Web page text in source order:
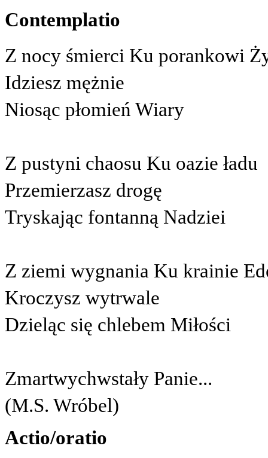
Contemplatio
Z nocy śmierci Ku porankowi
Idziesz mężnie
Niosąc płomień Wiary
Z pustyni chaosu Ku oazie ładu
Przemierzasz drogę
Tryskając fontanną Nadziei
Z ziemi wygnania Ku krainie
Kroczysz wytrwale
Dzieląc się chlebem Miłości
Zmartwychwstały Panie...
(M.S. Wróbel)
Actio/oratio